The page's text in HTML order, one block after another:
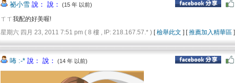
祕小雪 說： 說： (15 年 以前)
ㄒㄒ我配的好美喔!
星期六 四月 23, 2011 7:51 pm ( 8 樓 , IP: 218.167.57.* ) [檢舉此文 ] [推薦加入精華區 ]
咘 :-* 說： 說： (14 年 以前)